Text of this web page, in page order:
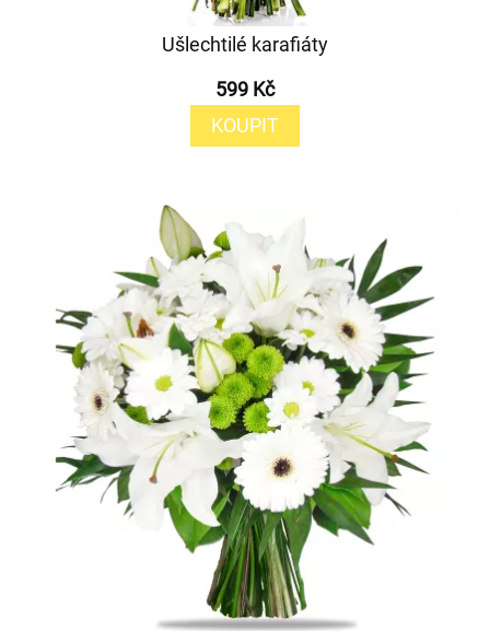
Ušlechtilé karafiáty
599 Kč
KOUPIT